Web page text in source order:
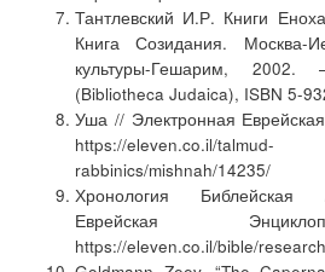
Тантлевский И.Р. Книги
Книга Созидания. Москва-
культуры-Гешарим,
(Bibliotheca Judaica), ISBN 5-
Уша // Электронная
https://eleven.co.il/talmud-
rabbinics/mishnah/14235/
Хронология Библейская
Еврейская
https://eleven.co.il/bible/